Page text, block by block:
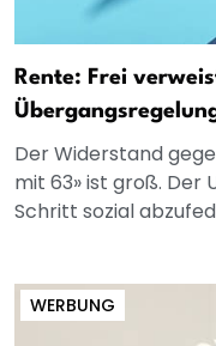
Rente: Frei
Der Widerstand
mit 63» ist groß. Der
Schritt sozial
WERBUNG